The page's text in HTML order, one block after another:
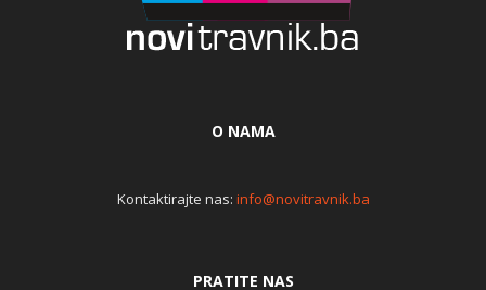
O NAMA
Kontaktirajte nas: info@novitravnik.ba
PRATITE NAS